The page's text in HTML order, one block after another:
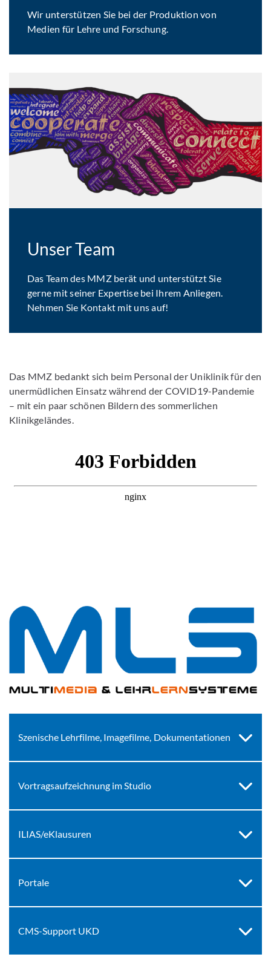
Wir unterstützen Sie bei der Produktion von
Medien für Lehre und Forschung.
Unser Team
Das Team des MMZ berät und unterstützt Sie
gerne mit seiner Expertise bei Ihrem Anliegen.
Nehmen Sie Kontakt mit uns auf!
Das MMZ bedankt sich beim Personal der Uniklinik für den
unermüdlichen Einsatz während der COVID19-Pandemie
– mit ein paar schönen Bildern des sommerlichen
Klinikgeländes.
Szenische Lehrfilme, Imagefilme, Dokumentationen
Vortragsaufzeichnung im Studio
ILIAS/eKlausuren
Portale
CMS-Support UKD